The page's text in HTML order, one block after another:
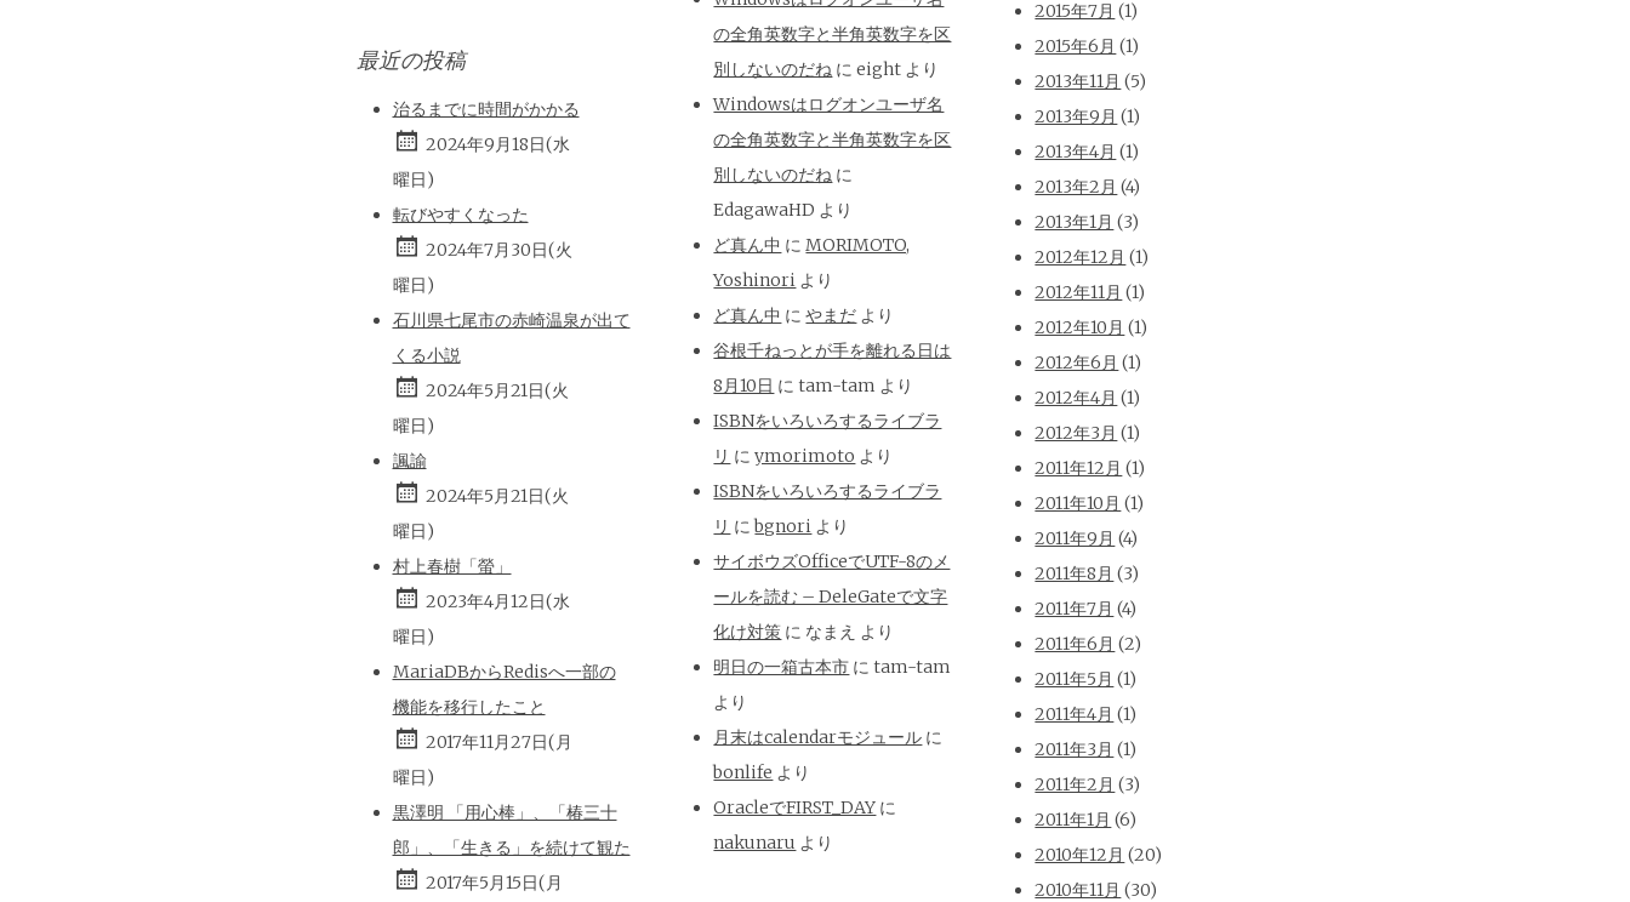
最近の投稿
治るまでに時間がかかる
2024年9月18日(水
曜日)
転びやすくなった
2024年7月30日(火
曜日)
石川県七尾市の赤崎温泉が出て
くる小説
2024年5月21日(火
曜日)
諷諭
2024年5月21日(火
曜日)
村上春樹「螢」
2023年4月12日(水
曜日)
MariaDBからRedisへ一部の
機能を移行したこと
2017年11月27日(月
曜日)
黒澤明 「用心棒」、「椿三十
郎」、「生きる」を続けて観た
2017年5月15日(月
の全角英数字と半角英数字を区
別しないのだね にeight より
Windowsはログオンユーザ名
の全角英数字と半角英数字を区
別しないのだね に
EdagawaHD より
ど真ん中 にMORIMOTO,
Yoshinori より
ど真ん中 にやまだ より
谷根千ねっとが手を離れる日は
8月10日 にtam-tam より
ISBNをいろいろするライブラ
リ にymorimoto より
ISBNをいろいろするライブラ
リ にbgnori より
サイボウズOfficeでUTF-8のメ
ールを読む – DeleGateで文字
化け対策 に なまえ より
明日の一箱古本市 にtam-tam
より
月末はcalendarモジュール に
bonlife より
OracleでFIRST_DAY に
nakunaru より
2015年7月 (1)
2015年6月 (1)
2013年11月 (5)
2013年9月 (1)
2013年4月 (1)
2013年2月 (4)
2013年1月 (3)
2012年12月 (1)
2012年11月 (1)
2012年10月 (1)
2012年6月 (1)
2012年4月 (1)
2012年3月 (1)
2011年12月 (1)
2011年10月 (1)
2011年9月 (4)
2011年8月 (3)
2011年7月 (4)
2011年6月 (2)
2011年5月 (1)
2011年4月 (1)
2011年3月 (1)
2011年2月 (3)
2011年1月 (6)
2010年12月 (20)
2010年11月 (30)